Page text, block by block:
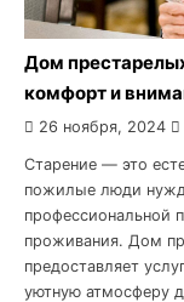
Дом
комфорт и
26 ноября, 2024
Старение — это
пожилые люди
профессиональной
проживания. Дом
предоставляет
уютную атмосферу